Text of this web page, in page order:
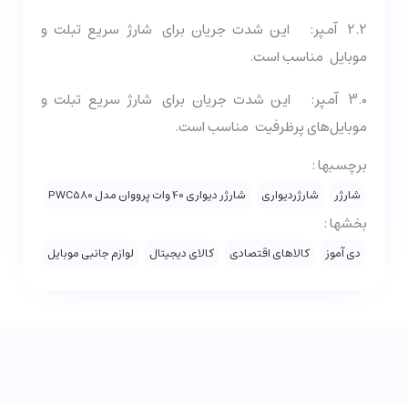
2.2 آمپر: این شدت جریان برای
شارژ سریع تبلت و
موبایل مناسب است.
3.0 آمپر: این شدت جریان برای
شارژ سریع تبلت و
موبایل‌های پرظرفیت مناسب است.
برچسبها :
شارژر شارژردیواری شارژر دیواری 40 وات پرووان مدل PWC580
بخشها :
دی آموز کالاهای اقتصادی کالای دیجیتال لوازم جانبی موبایل